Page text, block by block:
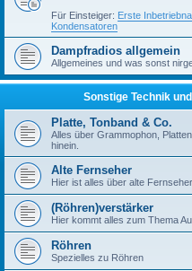
Für Einsteiger: Erste
Kondensatoren
Dampfradios allgemein
Allgemeines und was sonst
Sonstige Technik
Platte, Tonband & Co.
Alles über Grammophon,
hinein.
Alte Fernseher
Hier ist alles über alte
(Röhren)verstärker
Hier kommt alles zum Thema
Röhren
Spezielles zu Röhren